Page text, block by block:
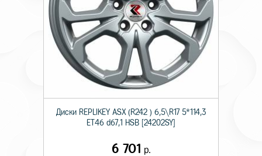
Диски RЕPLIKEY ASX (R242 ) 6,5\R17 5*114,3
ET46 d67,1 HSB [24202SY]
6 701 р.